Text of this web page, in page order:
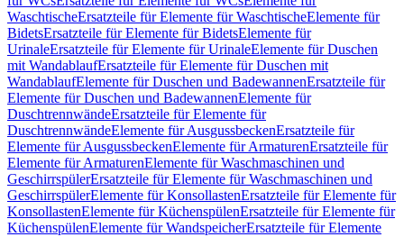
WaschtischeErsatzteile für Elemente für WaschtischeElemente für
BidetsErsatzteile für Elemente für BidetsElemente für
UrinaleErsatzteile für Elemente für UrinaleElemente für Duschen
mit WandablaufErsatzteile für Elemente für Duschen mit
WandablaufElemente für Duschen und BadewannenErsatzteile für
Elemente für Duschen und BadewannenElemente für
DuschtrennwändeErsatzteile für Elemente für
DuschtrennwändeElemente für AusgussbeckenErsatzteile für
Elemente für AusgussbeckenElemente für ArmaturenErsatzteile für
Elemente für ArmaturenElemente für Waschmaschinen und
GeschirrspülerErsatzteile für Elemente für Waschmaschinen und
GeschirrspülerElemente für KonsollastenErsatzteile für Elemente für
KonsollastenElemente für KüchenspülenErsatzteile für Elemente für
KüchenspülenElemente für WandspeicherErsatzteile für Elemente